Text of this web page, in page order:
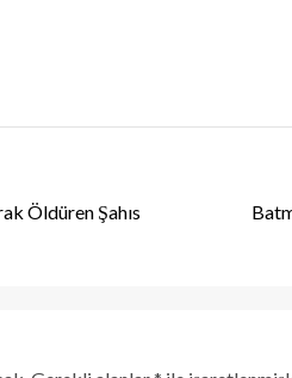
Öldüren Şahıs